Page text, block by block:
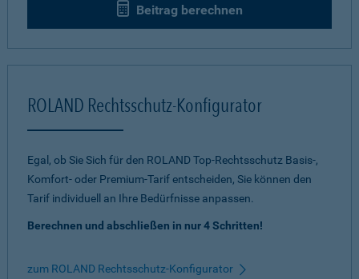
Beitrag berechnen
ROLAND Rechtsschutz-Konfigurator
Egal, ob Sie Sich für den ROLAND Top-Rechtsschutz Basis-,
Komfort- oder Premium-Tarif entscheiden, Sie können den
Tarif individuell an Ihre Bedürfnisse anpassen.
Berechnen und abschließen in nur 4 Schritten!
zum ROLAND Rechtsschutz-Konfigurator